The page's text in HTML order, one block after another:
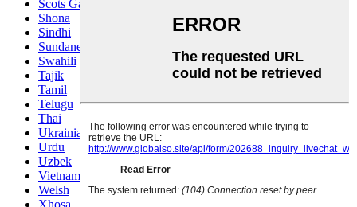
Scots Gaelic
Shona
Sindhi
Sundanese
Swahili
Tajik
Tamil
Telugu
Thai
Ukrainian
Urdu
Uzbek
Vietnamese
Welsh
Xhosa